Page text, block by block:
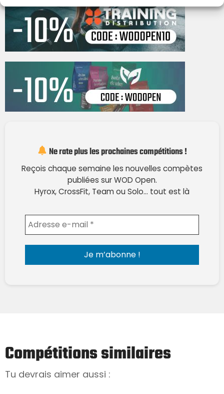
Ne rate plus les prochaines compétitions !
Reçois chaque semaine les nouvelles compètes
publiées sur WOD Open.
Hyrox, CrossFit, Team ou Solo… tout est là
Compétitions similaires
Tu devrais aimer aussi :